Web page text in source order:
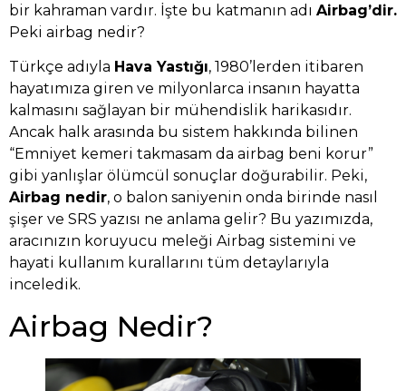
bir kahraman vardır. İşte bu katmanın adı Airbag’dir.
Peki airbag nedir?
Türkçe adıyla Hava Yastığı, 1980’lerden itibaren
hayatımıza giren ve milyonlarca insanın hayatta
kalmasını sağlayan bir mühendislik harikasıdır.
Ancak halk arasında bu sistem hakkında bilinen
“Emniyet kemeri takmasam da airbag beni korur”
gibi yanlışlar ölümcül sonuçlar doğurabilir. Peki,
Airbag nedir, o balon saniyenin onda birinde nasıl
şişer ve SRS yazısı ne anlama gelir? Bu yazımızda,
aracınızın koruyucu meleği Airbag sistemini ve
hayati kullanım kurallarını tüm detaylarıyla
inceledik.
Airbag Nedir?